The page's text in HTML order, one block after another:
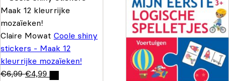
Claire Mowat Coole shiny
stickers - Maak 12
kleurrijke mozaïeken!
€6,99 €4,99